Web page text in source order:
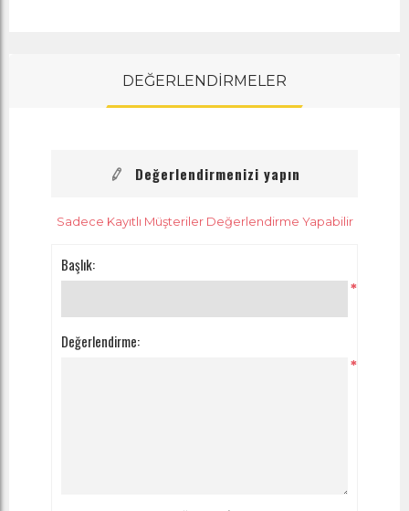
DEĞERLENDİRMELER
Değerlendirmenizi yapın
Sadece Kayıtlı Müşteriler Değerlendirme Yapabilir
Başlık:
*
Değerlendirme:
*